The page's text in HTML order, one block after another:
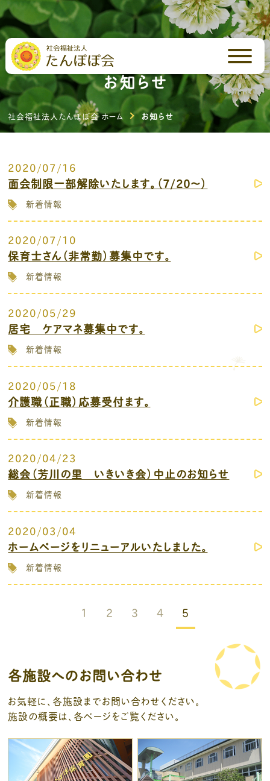
お知らせ
社会福祉法人たんぽぽ会 ホーム お知らせ
2020/07/16
面会制限一部解除いたします。（7/20～）
新着情報
2020/07/10
保育士さん（非常勤）募集中です。
新着情報
2020/05/29
居宅 ケアマネ募集中です。
新着情報
2020/05/18
介護職（正職）応募受付ます。
新着情報
2020/04/23
総会（芳川の里 いきいき会）中止のお知らせ
新着情報
2020/03/04
ホームページをリニューアルいたしました。
新着情報
1 2 3 4 5
各施設へのお問い合わせ
お気軽に、各施設までお問い合わせください。
施設の概要は、各ページをご覧ください。